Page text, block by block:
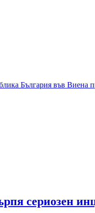
България във Виена
сериозен